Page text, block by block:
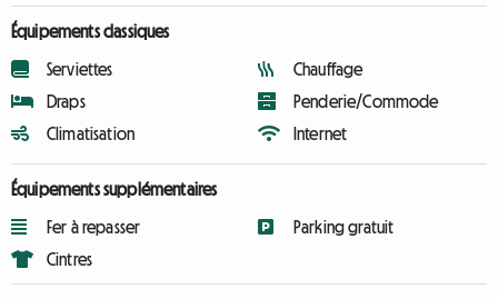
Équipements classiques
Serviettes
Draps
Climatisation
Chauffage
Penderie/Commode
Internet
Équipements supplémentaires
Fer à repasser
Cintres
Parking gratuit